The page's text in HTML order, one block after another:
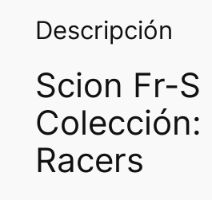
p
i
c
e
w
r
c
e
i
Descripción
Scion Fr-S |
Colección:
Racers